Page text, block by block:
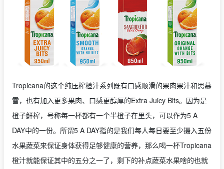
Tropicana的这个纯压榨橙汁系列既有口感顺滑的果肉果汁和思慕
雪，也有加入更多果肉、口感更醇厚的Extra Juicy Bits。因为是
橙子鲜榨，号称每一杯都有一个半橙子在里头，可以作为5 A
DAY中的一份。所谓5 A DAY指的是我们每人每日要至少摄入五份
水果蔬菜来保证身体获得足够健康的营养，那么喝一杯Tropicana
橙汁就能保证其中的五分之一了，剩下的补点蔬菜水果啥的也就